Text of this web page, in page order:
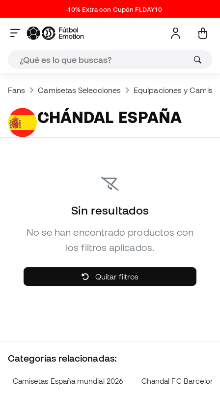
-10% Extra con Cupón FLDAY10
Fans Camisetas Selecciones Equipaciones y
CHÁNDAL ESPAÑA
Sin resultados
No se han encontrado productos con
los filtros aplicados.
Quitar filtros
Categorías relacionadas:
Camisetas España mundial 2026 Chandal FC Barcelona